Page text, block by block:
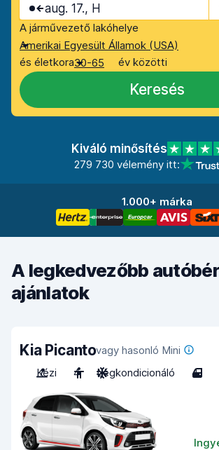
aug. 17., H
A járművezető lakóhelye
Amerikai Egyesült Államok (USA)
és életkora30-65 év közötti
Keresés
Kiváló minősítés
279 730 vélemény itt:
1.000+ márka
A legkedvezőbb
ajánlatok
Kia Picantovagy hasonló Mini
Kézi
4 Légkondicionáló 4